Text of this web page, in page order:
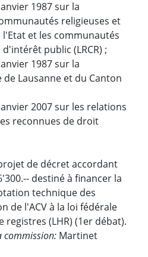
1987 sur la
religieuses et
et les communautés
public (LRCR) ;
1987 sur la
Lausanne et du Canton
2007 sur les relations
reconnues de droit
de décret accordant
destiné à financer la
technique des
de l'ACV à la loi fédérale
(LHR) (1er débat).
commission: Martinet